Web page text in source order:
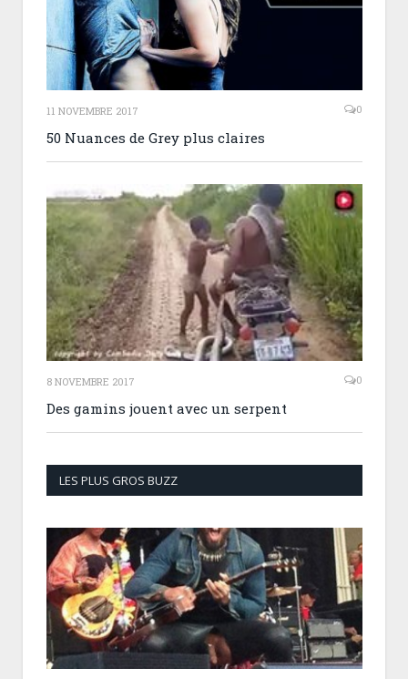
11 NOVEMBRE 2017 0
50 Nuances de Grey plus claires
8 NOVEMBRE 2017 0
Des gamins jouent avec un serpent
LES PLUS GROS BUZZ